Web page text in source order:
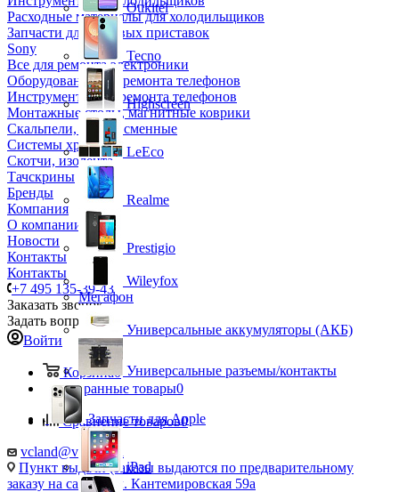
Расходные материалы для холодильщиков
Запчасти для игровых приставок
Sony
Все для ремонта электроники
Оборудование для ремонта телефонов
Инструменты для ремонта телефонов
Монтажные столы, магнитные коврики
Скальпели, лезвия сменные
Системы хранения
Скотчи, изолента
Тачскрины
Бренды
Компания
О компании
Новости
Контакты
Контакты
+7 495 135-39-43
Заказать звонок
Задать вопрос
Войти
Корзина0
Избранные товары0
Сравнение товаров0
vcland@vcland.ru
Пункт выдачи (заказы выдаются по предварительному
заказу на сайте), ул. Кантемировская 59а
Oukitel
Tecno
Highscreen
LeEco
Realme
Prestigio
Wileyfox
Мегафон
Универсальные аккумуляторы (АКБ)
Универсальные разъемы/контакты
Запчасти для Apple
iPad